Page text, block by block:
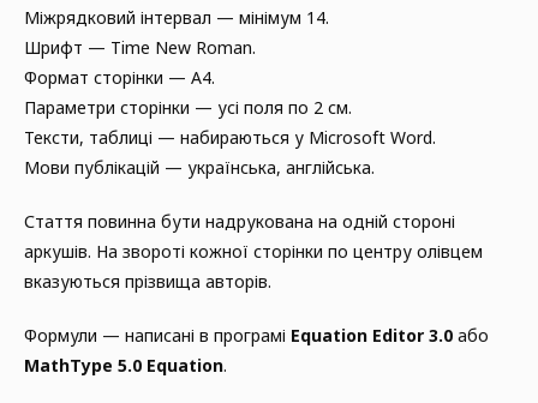
Міжрядковий інтервал — мінімум 14.
Шрифт — Time New Roman.
Формат сторінки — А4.
Параметри сторінки — усі поля по 2 см.
Тексти, таблиці — набираються у Microsoft Word.
Мови публікацій — українська, англійська.
Стаття повинна бути надрукована на одній стороні
аркушів. На звороті кожної сторінки по центру олівцем
вказуються прізвища авторів.
Формули — написані в програмі Equation Editor 3.0 або
MathType 5.0 Equation.